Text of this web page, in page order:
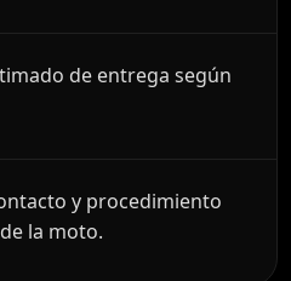
de entrega según
y procedimiento
la moto.